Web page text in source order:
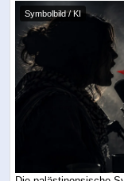
Symbolbild / KI